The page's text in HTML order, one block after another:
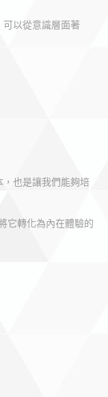
以從意識層面著
也是讓我們能夠培
它轉化為內在體驗的